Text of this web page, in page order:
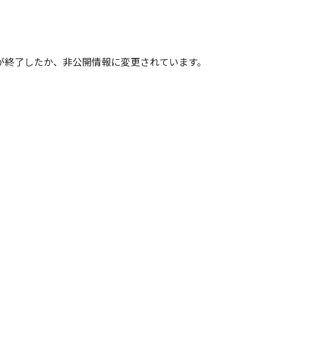
了したか、非公開情報に変更されています。